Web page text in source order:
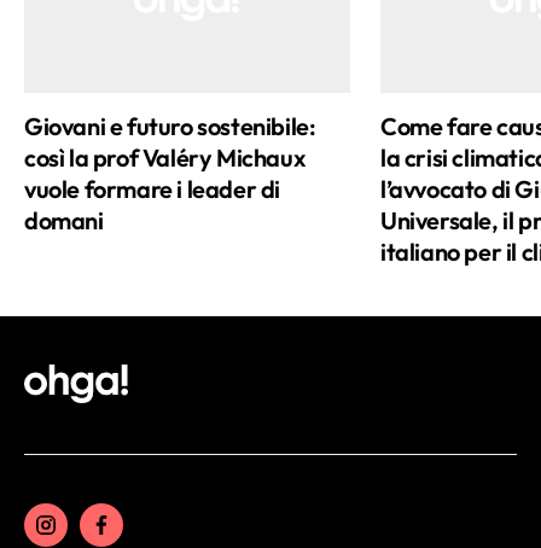
condividere e trasmettere una filosofia
di vita che abbia al centro
la sostenibilità e la ricerca del benessere.
Nel giornalismo ho trovato il mezzo
Giovani e futuro sostenibile:
così la prof Valéry Michaux
vuole formare i leader di
domani
Come fare
la crisi
l’avvocato di
Universale, il
italiano per il